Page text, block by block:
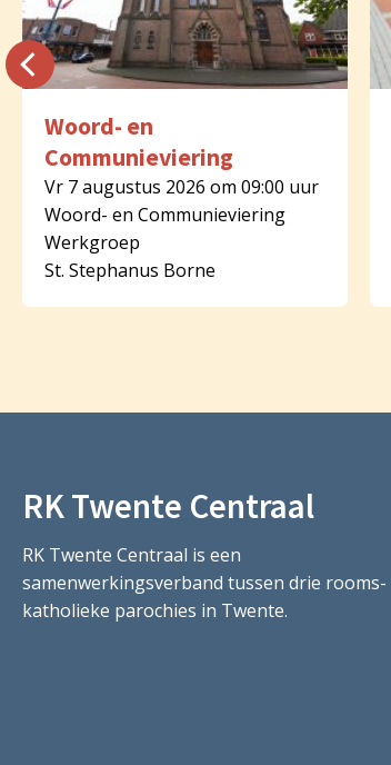
Woord- en
Communieviering
Vr 7 augustus 2026 om 09:00 uur
Woord- en Communieviering
Werkgroep
St. Stephanus Borne
RK Twente Centraal
RK Twente Centraal is een
samenwerkingsverband tussen drie rooms-
katholieke parochies in Twente.